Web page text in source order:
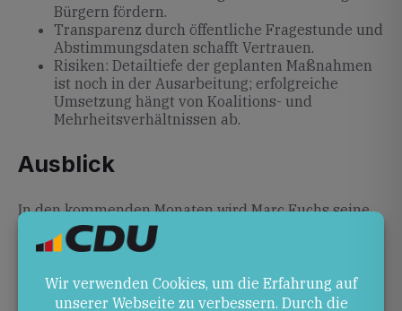
Bürgern fördern.
Transparenz durch öffentliche Fragestunde und
Abstimmungsdaten schafft Vertrauen.
Risiken: Detailtiefe der geplanten Maßnahmen
ist noch in der Ausarbeitung; erfolgreiche
Umsetzung hängt von Koalitions- und
Mehrheitsverhältnissen ab.
Ausblick
In den kommenden Monaten wird Marc Fuchs seine
Konzepte weiter konkretisieren und die
Bürgerbeteiligung intensivieren. Über
Interessierte Fragen stellen und sein
Abstimmungsverhalten verfolgen.